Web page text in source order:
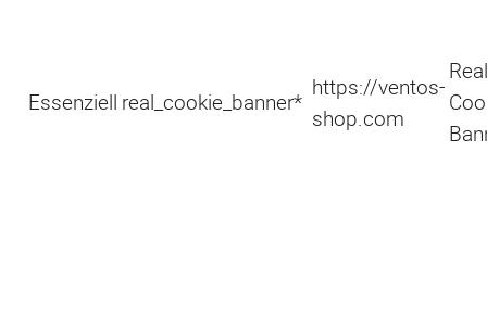
Essenziell real_cookie_banner*
https://ventos-
shop.com
Real